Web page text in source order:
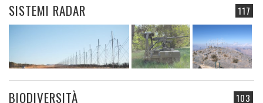
117
SISTEMI RADAR
103
BIODIVERSITÀ